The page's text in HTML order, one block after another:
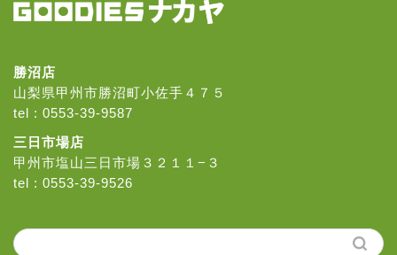
勝沼店
山梨県甲州市勝沼町小佐手４７５
tel : 0553-39-9587
三日市場店
甲州市塩山三日市場３２１１−３
tel : 0553-39-9526